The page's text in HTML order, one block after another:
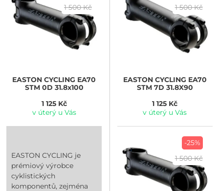
1 500 Kč
EASTON CYCLING EA70
STM 0D 31.8x100
1 125 Kč
v úterý u Vás
1 500 Kč
EASTON CYCLING EA70
STM 7D 31.8X90
1 125 Kč
v úterý u Vás
EASTON CYCLING je
prémiový výrobce
cyklistických
komponentů, zejména
-25%
1 500 Kč